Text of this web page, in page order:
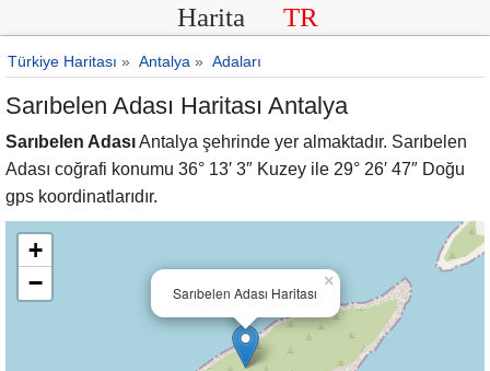
Harita TR
Türkiye Haritası » Antalya » Adaları
Sarıbelen Adası Haritası Antalya
Sarıbelen AdasıAntalya şehrinde yer almaktadır. Sarıbelen
Adası coğrafi konumu 36° 13′ 3″ Kuzey ile 29° 26′ 47″ Doğu
gps koordinatlarıdır.
Sarıbelen Adası Haritası
×
+
−